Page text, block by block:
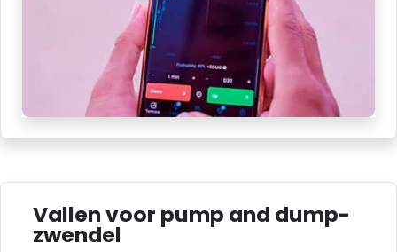
Vallen voor pump and dump-
zwendel